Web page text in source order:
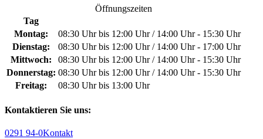
Öffnungszeiten
Tag
Montag:
08:30 Uhr bis 12:00 Uhr / 14:00 Uhr - 15:30 Uhr
Dienstag:
08:30 Uhr bis 12:00 Uhr / 14:00 Uhr - 17:00 Uhr
Mittwoch:
08:30 Uhr bis 12:00 Uhr / 14:00 Uhr - 15:30 Uhr
Donnerstag: 08:30 Uhr bis 12:00 Uhr / 14:00 Uhr - 15:30 Uhr
Freitag:
08:30 Uhr bis 13:00 Uhr
Kontaktieren Sie uns:
0291 94-0Kontakt